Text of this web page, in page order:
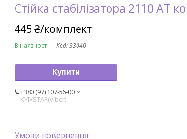
Стійка стабілізатора 2110 АТ
445 ₴/комплект
В наявності Код:33040
Купити
+380 (97) 107-56-00
KYIVSTAR(viber)